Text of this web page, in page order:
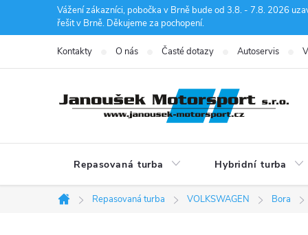
Vážení zákazníci, pobočka v Brně bude od 3.8. - 7.8. 2026
řešit v Brně. Děkujeme za pochopení.
Kontakty O nás Časté dotazy Autoservis
Repasovaná turba Hybridní turba
Domů
Repasovaná turba VOLKSWAGEN Bora